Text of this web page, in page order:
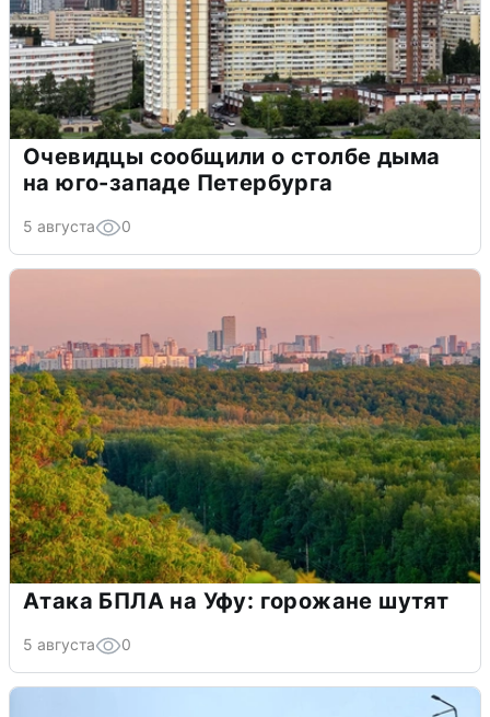
Очевидцы сообщили о столбе дыма
на юго-западе Петербурга
5 августа 0
Атака БПЛА на Уфу: горожане шутят
5 августа 0